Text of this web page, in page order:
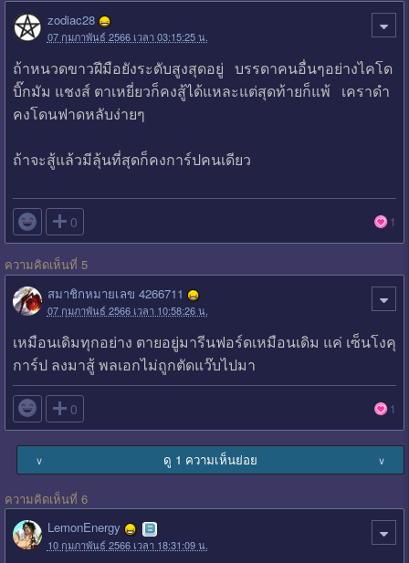
zodiac28
07 กุมภาพันธ์ 2566 เวลา 03:15:25 น.
ถ้าหนวดขาวฝีมือยังระดับสูงสุดอยู่ บรรดาคนอื่นๆอย่างไคโด
บิ๊กมัม แชงส์ ตาเหยี่ยวก็คงสู้ได้แหละแต่สุดท้ายก็แพ้ เคราดำ
คงโดนฟาดหลับง่ายๆ
ถ้าจะสู้แล้วมีลุ้นที่สุดก็คงการ์ปคนเดียว
 0 1
ความคิดเห็นที่ 5
สมาชิกหมายเลข 4266711
07 กุมภาพันธ์ 2566 เวลา 10:58:26 น.
เหมือนเดิมทุกอย่าง ตายอยู่มารีนฟอร์ดเหมือนเดิม แค่ เซ็นโงคุ
การ์ป ลงมาสู้ พลเอกไม่ถูกตัดแว๊บไปมา
 0 1
∨ ดู 1 ความเห็นย่อย ∨
ความคิดเห็นที่ 6
LemonEnergy
10 กุมภาพันธ์ 2566 เวลา 18:31:09 น.